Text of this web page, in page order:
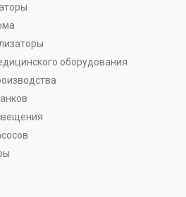
оборудования